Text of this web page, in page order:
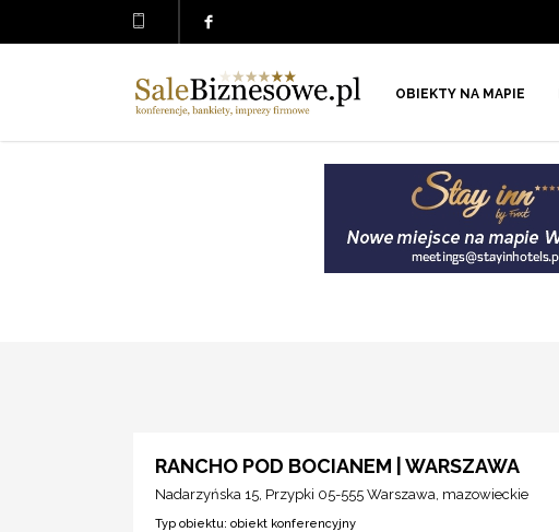
OBIEKTY NA MAPIE
RANCHO POD BOCIANEM | WARSZAWA
Nadarzyńska 15, Przypki 05-555 Warszawa, mazowieckie
Typ obiektu: obiekt konferencyjny